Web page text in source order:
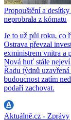
Propouštění a
neprobrala z kómatu
Je to už půl roku, co
Ostrava převzal
exministrem vnitra a
Nová huť stále
Řadu týdnů
budoucnost zatím
podaří zachovat.
Aktuálně.cz - Zprávy